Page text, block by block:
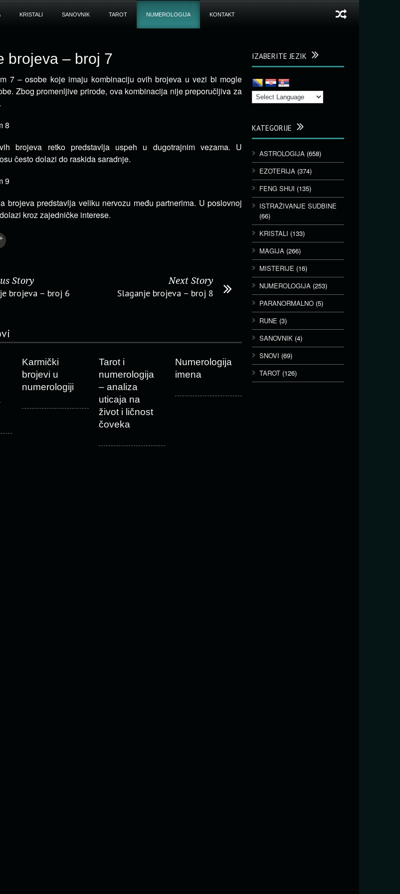
KRISTALI SANOVNIK TAROT NUMEROLOGIJA KONTAKT
brojeva – broj 7
7 – osobe koje imaju kombinaciju ovih brojeva u vezi bi mogle
Zbog promenljive prirode, ova kombinacija nije preporučljiva za
8
brojeva retko predstavlja uspeh u dugotrajnim vezama. U
često dolazi do raskida saradnje.
9
brojeva predstavlja veliku nervozu među partnerima. U poslovnoj
kroz zajedničke interese.
Story
brojeva – broj 6
Next Story
Slaganje brojeva – broj 8
Karmički
brojevi u
numerologiji
Tarot i
numerologija
– analiza
uticaja na
život i ličnost
čoveka
Numerologija
imena
IZABERITE JEZIK
KATEGORIJE
ASTROLOGIJA (658)
EZOTERIJA (374)
FENG SHUI (135)
ISTRAŽIVANJE SUDBINE
(66)
KRISTALI (133)
MAGIJA (266)
MISTERIJE (16)
NUMEROLOGIJA (253)
PARANORMALNO (5)
RUNE (3)
SANOVNIK (4)
SNOVI (69)
TAROT (126)